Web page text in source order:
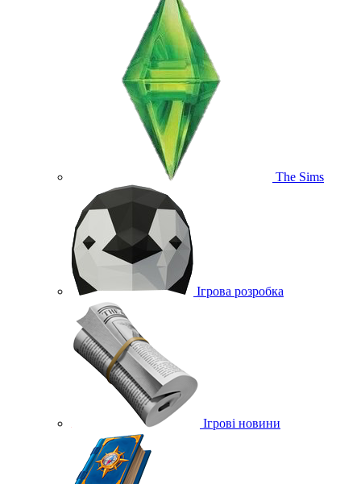
The Sims
Ігрова розробка
Ігрові новини